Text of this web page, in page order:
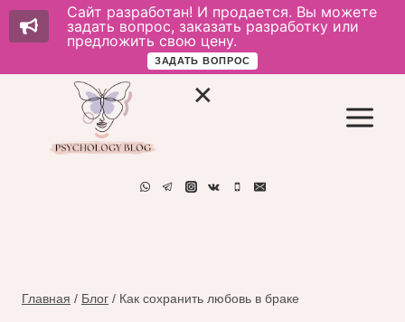
содержимому
Главная / Блог / Как сохранить любовь в браке
Сайт разработан! И продается. Вы можете
задать вопрос, заказать разработку или
предложить свою цену.
ЗАДАТЬ ВОПРОС